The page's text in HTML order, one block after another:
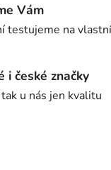
Vám
testujeme na
i české značky
u nás jen kvalitu